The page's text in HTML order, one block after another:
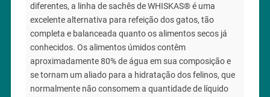
diferentes, a linha de sachês de WHISKAS® é uma
excelente alternativa para refeição dos gatos, tão
completa e balanceada quanto os alimentos secos já
conhecidos. Os alimentos úmidos contêm
aproximadamente 80% de água em sua composição e
se tornam um aliado para a hidratação dos felinos, que
normalmente não consomem a quantidade de líquido